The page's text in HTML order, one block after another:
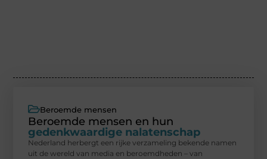
Beroemde mensen
Beroemde mensen en hun
gedenkwaardige nalatenschap
Nederland herbergt een rijke verzameling bekende namen
uit de wereld van media en beroemdheden – van